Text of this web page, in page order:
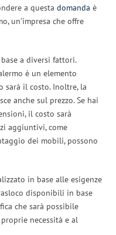
a questa domanda è
un’impresa che offre
a diversi fattori.
è un elemento
sarà il costo. Inoltre, la
anche sul prezzo. Se hai
il costo sarà
aggiuntivi, come
dei mobili, possono
in base alle esigenze
disponibili in base
che sarà possibile
necessità e al